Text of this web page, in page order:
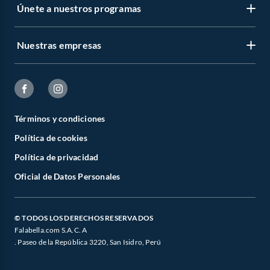
Larevlon base maquillajerinde mejor cuando se aplica en capas finas,
tono favorito y transforma tu rutina de maquillaje hoy mismo!
Únete a nuestros programas
Nuestras empresas
Términos y condiciones
Política de cookies
Política de privacidad
Oficial de Datos Personales
© TODOS LOS DERECHOS RESERVADOS
Falabella.com S.A.C. A
. Paseo de la República 3220, San Isidro, Perú